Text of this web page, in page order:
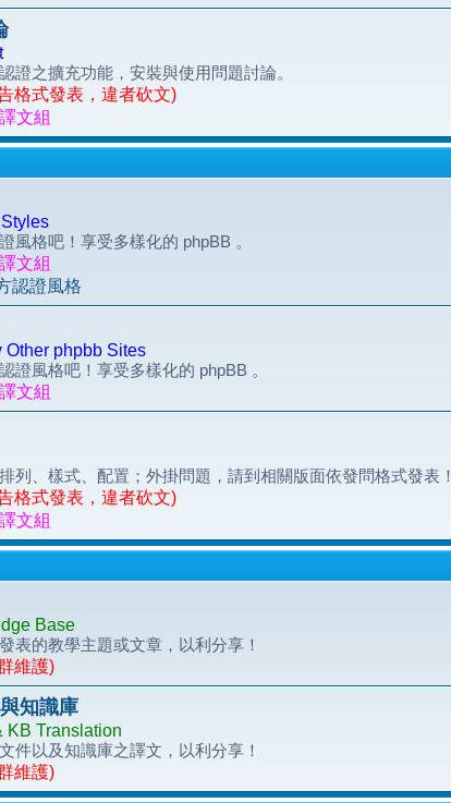
證之擴充功能，安裝與使用問題討論。
格式發表，違者砍文)
譯文組
風格吧！享受多樣化的 phpBB 。
譯文組
認證風格
phpbb Sites
證風格吧！享受多樣化的 phpBB 。
譯文組
列、樣式、配置；外掛問題，請到相關版面依發問格式發表！
格式發表，違者砍文)
譯文組
Base
表的教學主題或文章，以利分享！
維護)
知識庫
KB Translation
件以及知識庫之譯文，以利分享！
維護)